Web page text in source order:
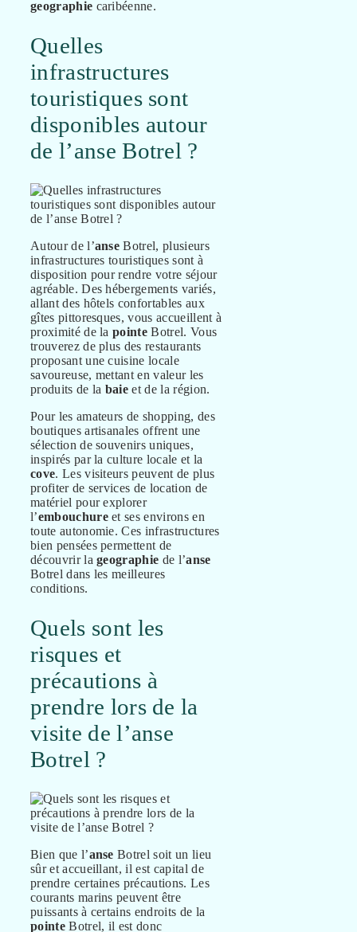
geographie caribéenne.
Quelles
infrastructures
touristiques sont
disponibles autour
de l’anse Botrel ?
Autour de l’anse Botrel, plusieurs
infrastructures touristiques sont à
disposition pour rendre votre séjour
agréable. Des hébergements variés,
allant des hôtels confortables aux
gîtes pittoresques, vous accueillent à
proximité de lapointe Botrel. Vous
trouverez de plus des restaurants
proposant une cuisine locale
savoureuse, mettant en valeur les
produits de la baie et de la région.
Pour les amateurs de shopping, des
boutiques artisanales offrent une
sélection de souvenirs uniques,
inspirés par la culture locale et la
cove. Les visiteurs peuvent de plus
profiter de services de location de
matériel pour explorer
l’embouchureet ses environs en
toute autonomie. Ces infrastructures
bien pensées permettent de
découvrir lageographie de l’anse
Botrel dans les meilleures
conditions.
Quels sont les
risques et
précautions à
prendre lors de la
visite de l’anse
Botrel ?
Bien que l’anse Botrel soit un lieu
sûr et accueillant, il est capital de
prendre certaines précautions. Les
courants marins peuvent être
puissants à certains endroits de la
pointeBotrel, il est donc